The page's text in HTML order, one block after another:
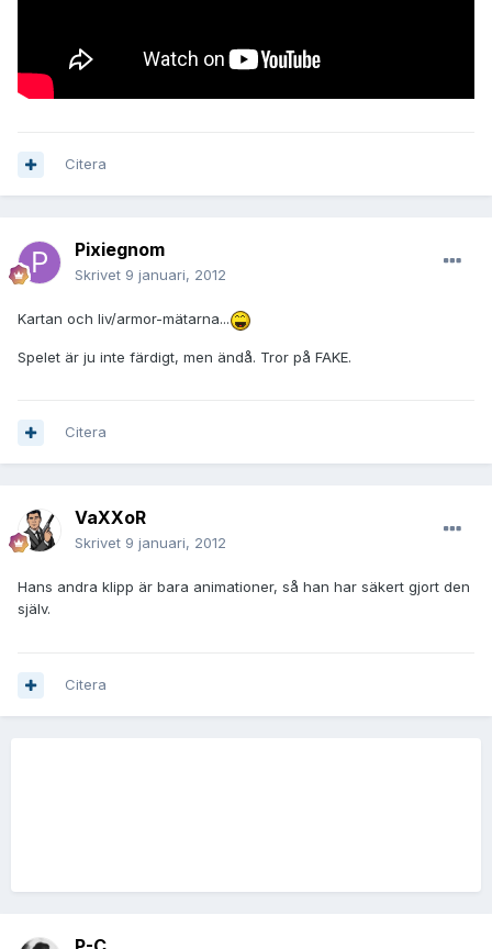
Citera
Pixiegnom
Skrivet 9 januari, 2012
Kartan och liv/armor-mätarna...
Spelet är ju inte färdigt, men ändå. Tror på FAKE.
Citera
VaXXoR
Skrivet 9 januari, 2012
Hans andra klipp är bara animationer, så han har säkert gjort den
själv.
Citera